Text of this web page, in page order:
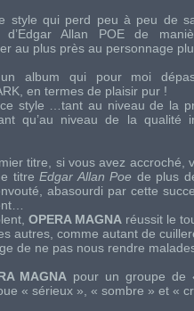
style qui perd peu à peu de
Edgar Allan POEde
au plus près au personnage
un album qui pour moi
, en termes de plaisir pur !
style …tant au niveau de la
qu’au niveau de la qualité
titre, si vous avez accroché,
titreEdgar Allan Poe de plus
abasourdi par cette
OPERA MAGNA réussit le
autres, comme autant de
de ne pas nous rendre
MAGNA pour un groupe
« sérieux », « sombre » et «